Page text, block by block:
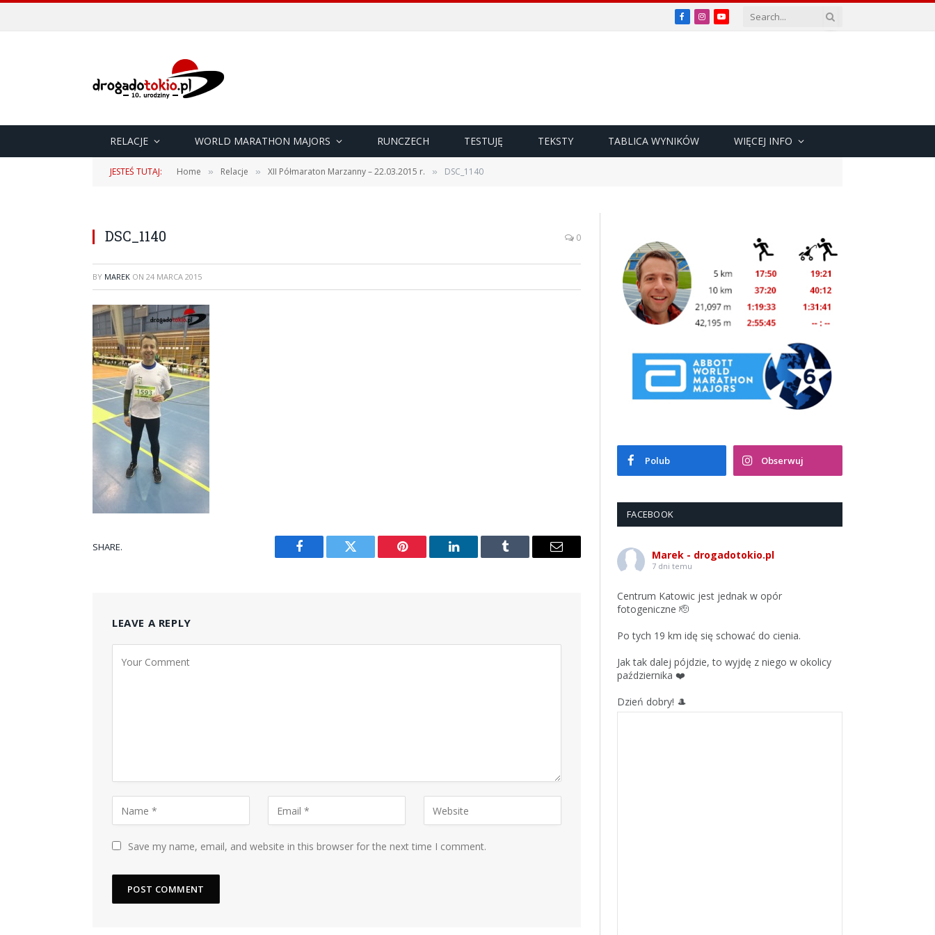
Facebook
InstagramYouTube
RELACJE WORLD MARATHON MAJORS RUNCZECH TESTUJĘ TEKSTY TABLICA WYNIKÓW WIĘCEJ INFO
JESTEŚ TUTAJ: Home » Relacje » XII Półmaraton Marzanny – 22.03.2015 r. » DSC_1140
DSC_1140 0
BY MAREK ON 24 MARCA 2015
SHARE.
Facebook Twitter Pinterest LinkedIn Tumblr Email
LEAVE A REPLY
Save my name, email, and website in this browser for the next time I comment.
Polub Obserwuj
FACEBOOK
Marek - drogadotokio.pl
7 dni temu
Centrum Katowic jest jednak w opór
fotogeniczne 🫡
Po tych 19 km idę się schować do cienia.
Jak tak dalej pójdzie, to wyjdę z niego w okolicy
października ❤️
Dzień dobry! 🎩